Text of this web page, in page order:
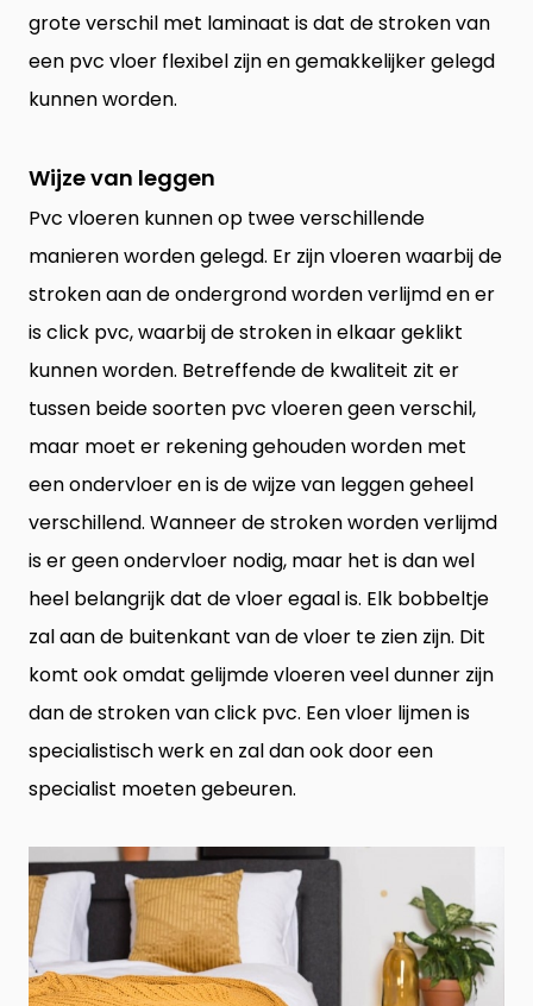
grote verschil met laminaat is dat de stroken van
een pvc vloer flexibel zijn en gemakkelijker gelegd
kunnen worden.
Wijze van leggen
Pvc vloeren kunnen op twee verschillende
manieren worden gelegd. Er zijn vloeren waarbij de
stroken aan de ondergrond worden verlijmd en er
is click pvc, waarbij de stroken in elkaar geklikt
kunnen worden. Betreffende de kwaliteit zit er
tussen beide soorten pvc vloeren geen verschil,
maar moet er rekening gehouden worden met
een ondervloer en is de wijze van leggen geheel
verschillend. Wanneer de stroken worden verlijmd
is er geen ondervloer nodig, maar het is dan wel
heel belangrijk dat de vloer egaal is. Elk bobbeltje
zal aan de buitenkant van de vloer te zien zijn. Dit
komt ook omdat gelijmde vloeren veel dunner zijn
dan de stroken van click pvc. Een vloer lijmen is
specialistisch werk en zal dan ook door een
specialist moeten gebeuren.